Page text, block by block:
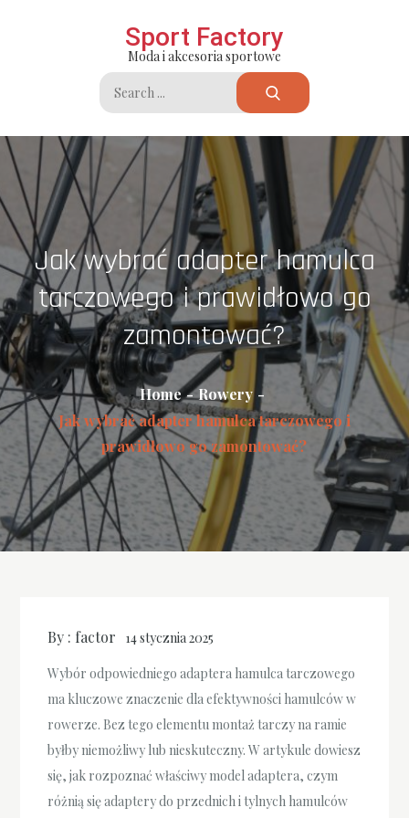
Sport Factory
Moda i akcesoria sportowe
Search
for:
Jak wybrać adapter hamulca
tarczowego i prawidłowo go
zamontować?
Home
Rowery
Jak wybrać adapter hamulca tarczowego i
prawidłowo go zamontować?
By : factor 14 stycznia 2025
Wybór odpowiedniego adaptera hamulca tarczowego
ma kluczowe znaczenie dla efektywności hamulców w
rowerze. Bez tego elementu montaż tarczy na ramie
byłby niemożliwy lub nieskuteczny. W artykule dowiesz
się, jak rozpoznać właściwy model adaptera, czym
różnią się adaptery do przednich i tylnych hamulców